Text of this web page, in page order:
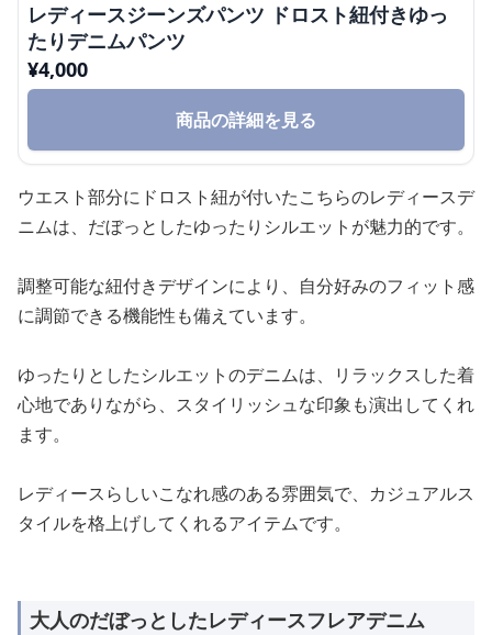
レディースジーンズパンツ ドロスト紐付きゆっ
たりデニムパンツ
¥4,000
商品の詳細を見る
ウエスト部分にドロスト紐が付いたこちらのレディースデ
ニムは、だぼっとしたゆったりシルエットが魅力的です。
調整可能な紐付きデザインにより、自分好みのフィット感
に調節できる機能性も備えています。
ゆったりとしたシルエットのデニムは、リラックスした着
心地でありながら、スタイリッシュな印象も演出してくれ
ます。
レディースらしいこなれ感のある雰囲気で、カジュアルス
タイルを格上げしてくれるアイテムです。
大人のだぼっとしたレディースフレアデニム